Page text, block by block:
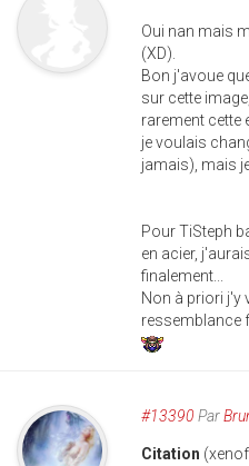
Oui nan mais
(XD).
Bon j'avoue
sur cette
rarement cette
je voulais
jamais), mais je
Pour TiSteph
en acier,
finalement...
Non à priori j'y
ressemblance
#13390 Par
Citation